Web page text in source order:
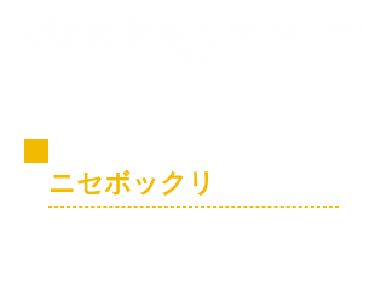
ニセボックリ